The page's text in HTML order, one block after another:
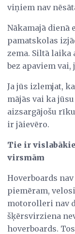
viņiem nav
Nākamajā dienā
pamatskolas
zema. Siltā laika
bez apaviem vai,
Ja jūs izlemjat,
mājās vai ka
aizsargājošu
ir jāievēro.
Tie ir
virsmām
Hoverboards
piemēram,
motorolleri nav
šķērsvirziena
hoverboards.